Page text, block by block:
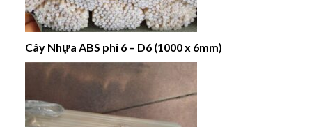
Cây Nhựa ABS phi 6 – D6 (1000 x 6mm)